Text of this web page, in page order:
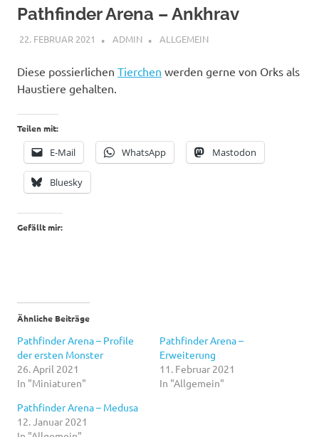
Pathfinder Arena – Ankhrav
22. FEBRUAR 2021 ADMIN ALLGEMEIN
Diese possierlichen Tierchen werden gerne von Orks als
Haustiere gehalten.
Teilen mit:
E-Mail WhatsApp Mastodon
Bluesky
Gefällt mir:
Ähnliche Beiträge
Pathfinder Arena – Profile
der ersten Monster
26. April 2021
In "Miniaturen"
Pathfinder Arena –
Erweiterung
11. Februar 2021
In "Allgemein"
Pathfinder Arena – Medusa
12. Januar 2021